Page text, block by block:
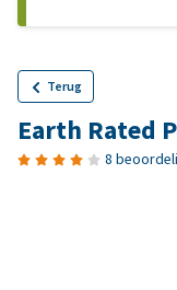
Terug
Earth Rated
8